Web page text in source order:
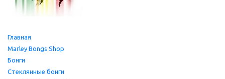
Главная
Marley Bongs Shop
Бонги
Стеклянные бонги